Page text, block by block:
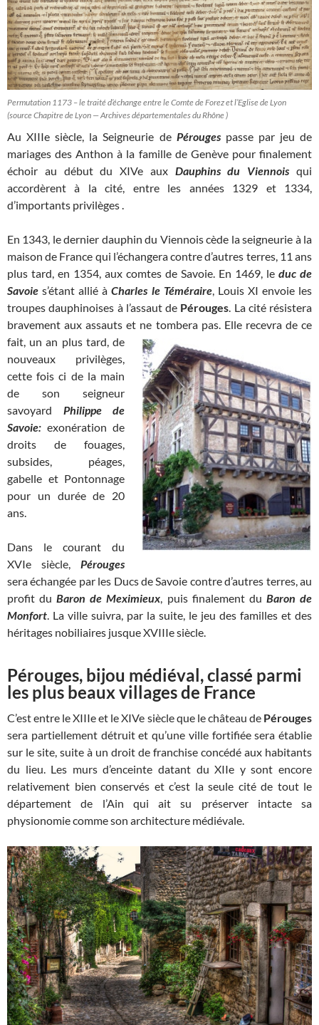
Permutation 1173 – le traité d’échange entre le Comte de Forez et l’Eglise de Lyon
(source Chapitre de Lyon — Archives départementales du Rhône )
Au XIIIe siècle, la Seigneurie de Pérougespasse par jeu de
mariages des Anthon à la famille de Genève pour finalement
échoir au début du XIVe aux Dauphins du Viennois qui
accordèrent à la cité, entre les années 1329 et 1334,
d’importants privilèges .
En 1343, le dernier dauphin du Viennois cède la seigneurie à la
maison de France qui l’échangera contre d’autres terres, 11 ans
plus tard, en 1354, aux comtes de Savoie. En 1469, le duc de
Savoie s’étant allié à Charles le Téméraire, Louis XI envoie les
troupes dauphinoises à l’assaut de Pérouges. La cité résistera
bravement aux assauts et ne tombera pas. Elle recevra de ce
fait, unan plus tard, de
nouveaux privilèges,
cette fois ci de la main
de son seigneur
savoyard Philippe de
Savoie: exonération de
droits de fouages,
subsides, péages,
gabelle et Pontonnage
pour un durée de 20
ans.
Dans le courant du
XVIe siècle, Pérouges
sera échangée par les Ducs de Savoie contre d’autres terres, au
profit duBaron de Meximieux, puis finalement du Baron de
Monfort. La ville suivra, par la suite, le jeu des familles et des
héritages nobiliaires jusque XVIIIe siècle.
Pérouges, bijou médiéval, classé parmi
les plus beaux villages de France
C’est entre le XIIIe et le XIVe siècle que le château de Pérouges
sera partiellement détruit et qu’une ville fortifiée sera établie
sur le site, suite à un droit de franchise concédé aux habitants
du lieu. Les murs d’enceinte datant du XIIe y sont encore
relativement bien conservés et c’est la seule cité de tout le
département de l’Ain qui ait su préserver intacte sa
physionomie comme son architecture médiévale.